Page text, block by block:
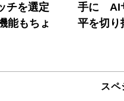
チを選定
能もちょ
手に AI
平を切り
スペ